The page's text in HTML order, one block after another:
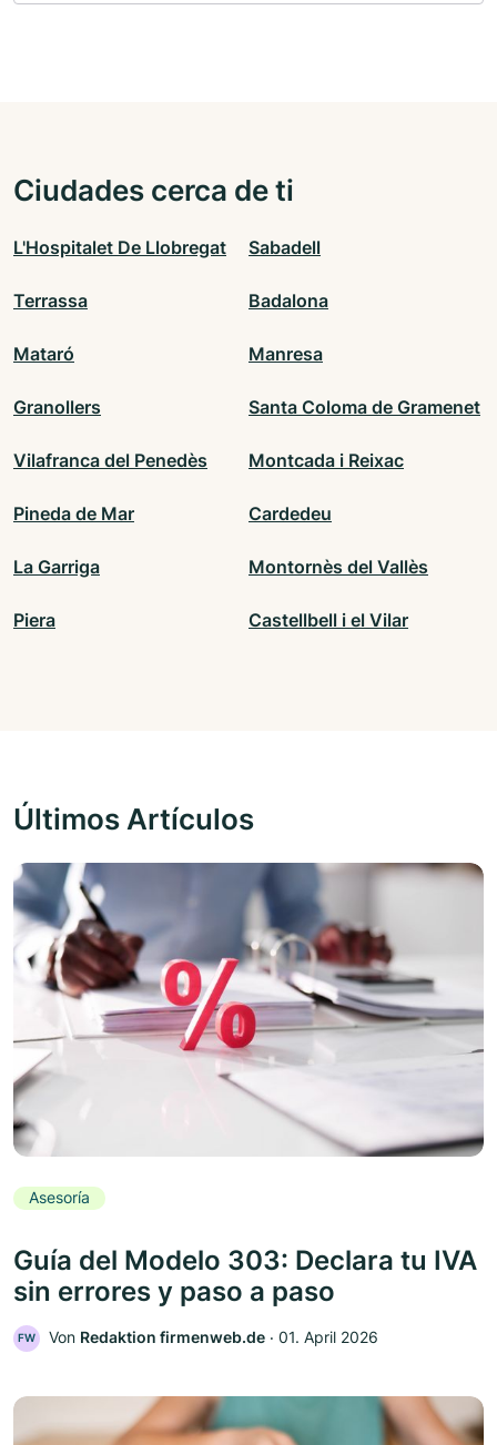
Ciudades cerca de ti
L'Hospitalet De Llobregat Sabadell
Terrassa Badalona
Mataró Manresa
Granollers Santa Coloma de Gramenet
Vilafranca del Penedès Montcada i Reixac
Pineda de Mar Cardedeu
La Garriga Montornès del Vallès
Piera Castellbell i el Vilar
Últimos Artículos
Asesoría
Guía del Modelo 303: Declara tu IVA
sin errores y paso a paso
FW Von Redaktion firmenweb.de ‧ 01. April 2026